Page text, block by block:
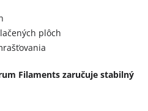
plôch
Filaments zaručuje stabilný